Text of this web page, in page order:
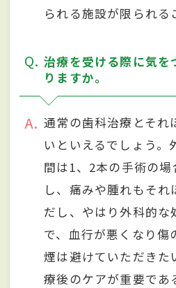
られる施設が限られる
Q
治療を受ける際に気を
りますか。
A
通常の歯科治療とそれ
いといえるでしょう。
間は1、2本の手術の
し、痛みや腫れもそ
だし、やはり外科的な
で、血行が悪くなり傷
煙は避けていただきた
療後のケアが重要であ